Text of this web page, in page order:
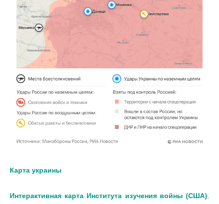
Карта украины
Интерактивная карта Института изучения войны (США).